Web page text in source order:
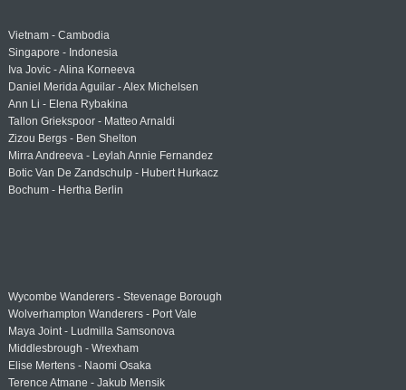
Vietnam - Cambodia
Singapore - Indonesia
Iva Jovic - Alina Korneeva
Daniel Merida Aguilar - Alex Michelsen
Ann Li - Elena Rybakina
Tallon Griekspoor - Matteo Arnaldi
Zizou Bergs - Ben Shelton
Mirra Andreeva - Leylah Annie Fernandez
Botic Van De Zandschulp - Hubert Hurkacz
Bochum - Hertha Berlin
Wycombe Wanderers - Stevenage Borough
Wolverhampton Wanderers - Port Vale
Maya Joint - Ludmilla Samsonova
Middlesbrough - Wrexham
Elise Mertens - Naomi Osaka
Terence Atmane - Jakub Mensik